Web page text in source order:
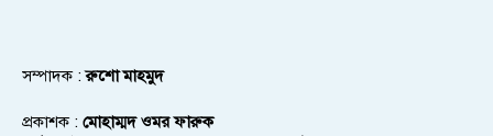
সম্পাদক :রুশো মাহমুদ
প্রকাশক : মোহাম্মদ ওমর ফারুক